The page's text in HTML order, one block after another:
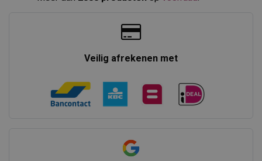
Veilig afrekenen met